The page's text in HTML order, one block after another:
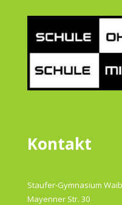
Kontakt
Staufer-Gymnasium
Mayenner Str. 30